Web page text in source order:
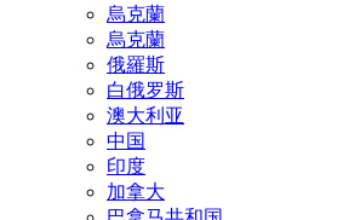
烏克蘭
烏克蘭
俄羅斯
白俄罗斯
澳大利亚
中国
印度
加拿大